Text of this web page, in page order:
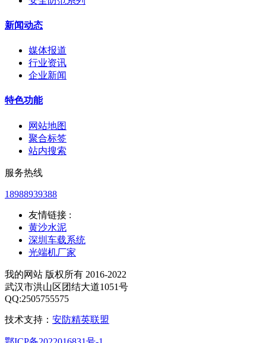
新闻动态
媒体报道
行业资讯
企业新闻
特色功能
网站地图
聚合标签
站内搜索
服务热线
18988939388
友情链接 :
黄沙水泥
深圳车载系统
光端机厂家
我的网站 版权所有 2016-2022
武汉市洪山区团结大道1051号
QQ:2505755575
技术支持： 安防精英联盟